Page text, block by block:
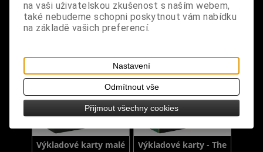
Koupit Koupit
Výkladové karty malé
Výkladové karty - The
na vaši uživatelskou zkušenost s naším webem,
také nebudeme schopni poskytnout vám nabídku
na základě vašich preferencí.
Nastavení
Odmítnout vše
Přijmout všechny cookies